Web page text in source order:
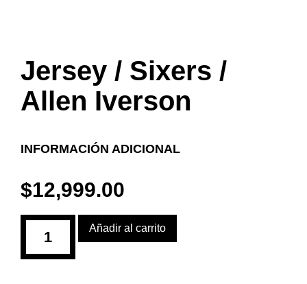
Jersey / Sixers /
Allen Iverson
INFORMACIÓN ADICIONAL
$12,999.00
Añadir al carrito